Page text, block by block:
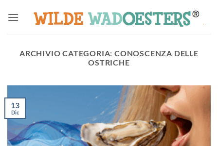
ARCHIVIO CATEGORIA:CONOSCENZA DELLE
OSTRICHE
13
Dic